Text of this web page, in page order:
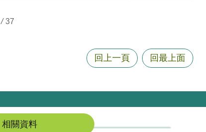
/ 37
回上一頁 回最上面
相關資料